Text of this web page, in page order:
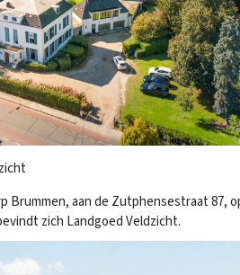
Brummen, aan de Zutphensestraat 87,
zich Landgoed Veldzicht.